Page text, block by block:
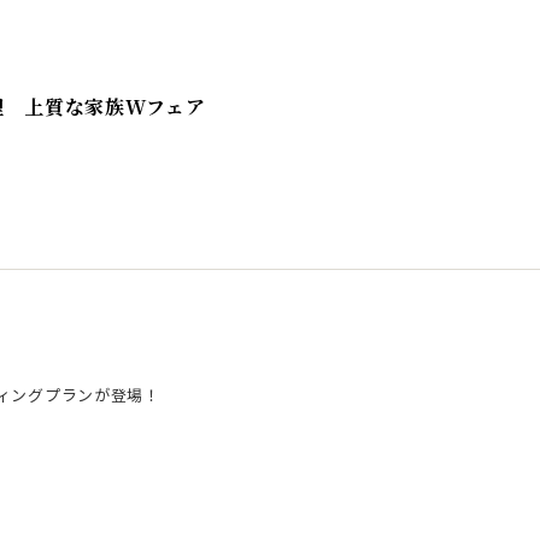
上質な家族Wフェア
グプランが登場！